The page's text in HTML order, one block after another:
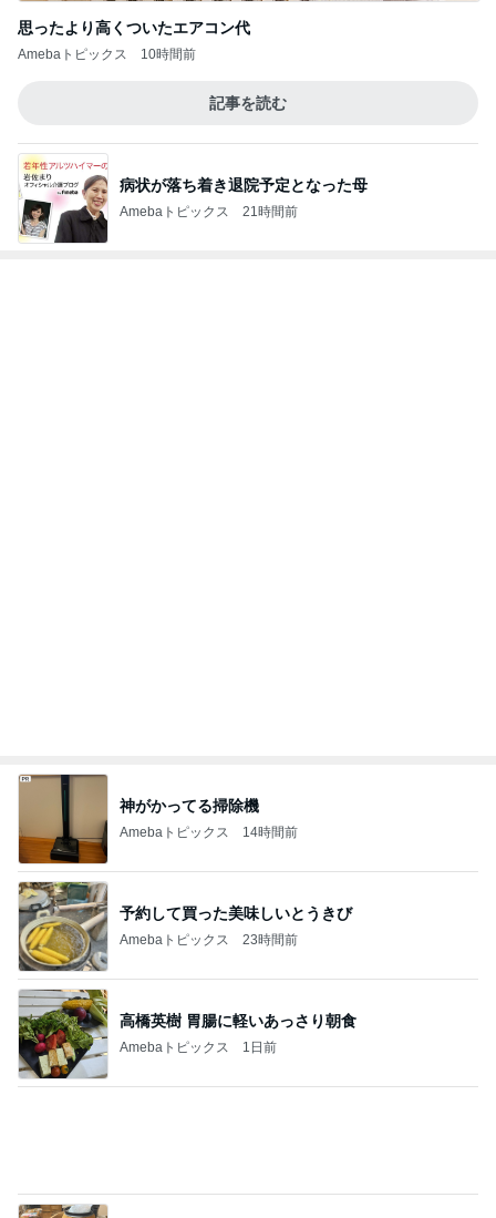
思ったより高くついたエアコン代
Amebaトピックス 10時間前
記事を読む
病状が落ち着き退院予定となった母
Amebaトピックス 21時間前
柏木由紀子 自身が登場する映画鑑賞
Amebaトピックス